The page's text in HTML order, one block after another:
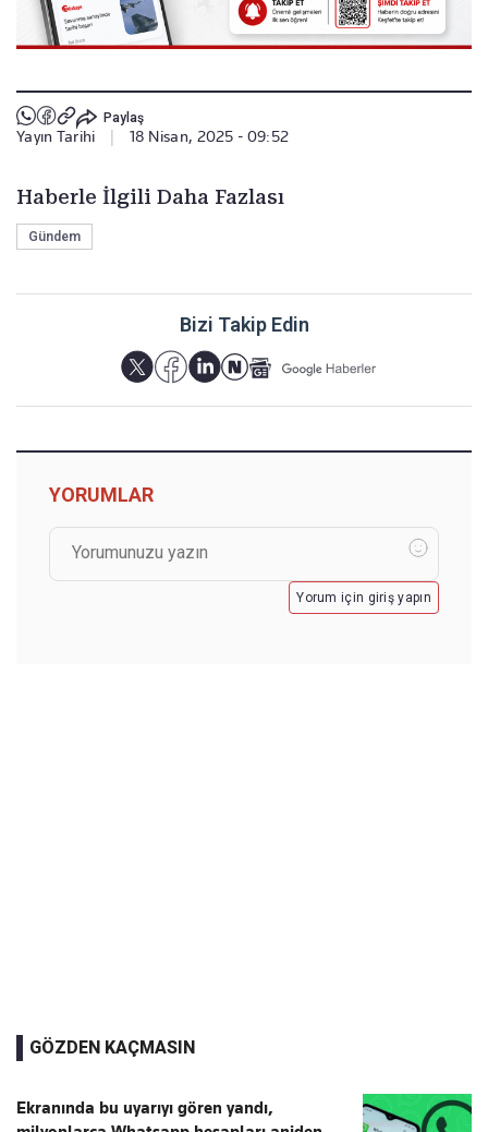
Paylaş
Yayın Tarihi 18 Nisan, 2025 - 09:52
Haberle İlgili Daha Fazlası
Gündem
Bizi Takip Edin
YORUMLAR
Yorum için giriş yapın
GÖZDEN KAÇMASIN
Ekranında bu uyarıyı gören yandı,